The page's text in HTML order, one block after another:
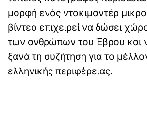
μορφή ενός ντοκιμαντέρ
βίντεο επιχειρεί να δώσει
των ανθρώπων του Έβρου και
ξανά τη συζήτηση για το
ελληνικής περιφέρειας.